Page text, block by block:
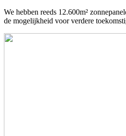
We hebben reeds 12.600m²
de mogelijkheid voor verdere